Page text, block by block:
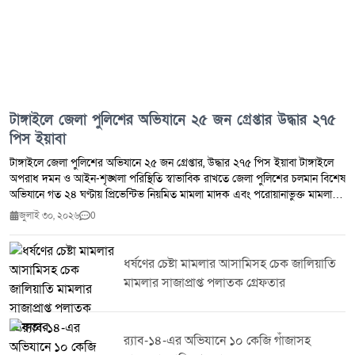
টাঙ্গাইলে জেলা পুলিশের অভিযানে ২৫ জন গ্রেপ্তার উদ্ধার ২৭৫
পিস ইয়াবা
টাঙ্গাইলে জেলা পুলিশের অভিযানে ২৫ জন গ্রেপ্তার, উদ্ধার ২৭৫ পিস ইয়াবা টাঙ্গাইলে
অপরাধ দমন ও আইন-শৃঙ্খলা পরিস্থিতি স্বাভাবিক রাখতে জেলা পুলিশের চলমান বিশেষ
অভিযানে গত ২৪ ঘণ্টায় প্রিভেন্টিভ নিয়মিত মামলা মাদক এবং পরোয়ানাভুক্ত মামলায়
মোট ২৫ জনকে গ্রেপ্তার করা হয়েছে।জেলা পুলিশ সূত্র জানায় সম্মানিত পুলিশ সুপারের
নির্দেশনায় জেলার সকল থানা ও ইউনিটের ইনচার্জদের নেতৃত্বে পরিচালিত এ অভিযানে
২৭৫ পিস ইয়াবা উদ্ধার করা হয়। একই সঙ্গে ৭ জন মাদক ব্যবসায়ীকে গ্রেপ্তার করা
হয়েছে।টাঙ্গাইল জেলা পুলিশ জানিয়েছে মাদক,সন্ত্রাস ও অন্যান্য অপরাধ দমনে এ
ধরনের অভিযান অব্যাহত থাকবে। অপরাধ নিয়ন্ত্রণে জনগণের সহযোগিতা কামনা করে
পুলিশ সবাইকে অপরাধ ও অপরাধীদের বিষয়ে তথ্য দিয়ে আইন-শৃঙ্খলা রক্ষায় সহায়তা
করার আহ্বান জানিয়েছে।
জুলাই ৩০, ২০২৬ 0
ধর্ষণের চেষ্টা মামলার আসামিসহ চেক জালিয়াতি
মামলার সাজাপ্রাপ্ত পলাতক গ্রেফতার
র‌্যাব-১৪-এর অভিযানে ১০ কেজি গাঁজাসহ